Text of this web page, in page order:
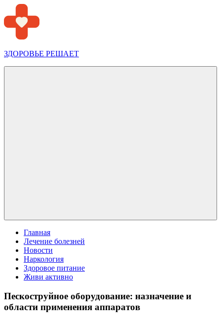
Перейти
к
содержимому
ЗДОРОВЬЕ РЕШАЕТ
Главная
Лечение болезней
Новости
Наркология
Здоровое питание
Живи активно
Пескоструйное оборудование: назначение и
области применения аппаратов